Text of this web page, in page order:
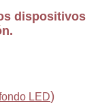
dispositivos
LED)